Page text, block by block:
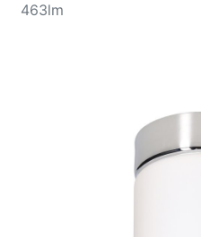
463lm